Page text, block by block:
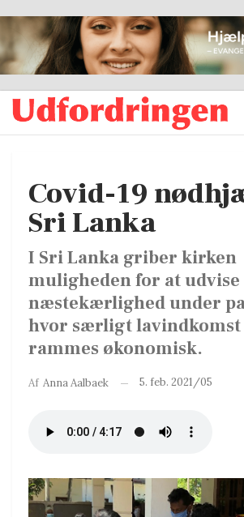
Covid-19
Sri Lanka
I Sri Lanka griber kirken
muligheden for at udvise
næstekærlighed under
hvor særligt
rammes økonomisk.
Af Anna Aalbaek 5. feb. 2021/05